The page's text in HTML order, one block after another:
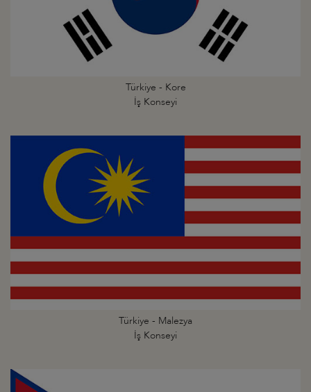
Türkiye - Kore
İş Konseyi
Türkiye - Malezya
İş Konseyi